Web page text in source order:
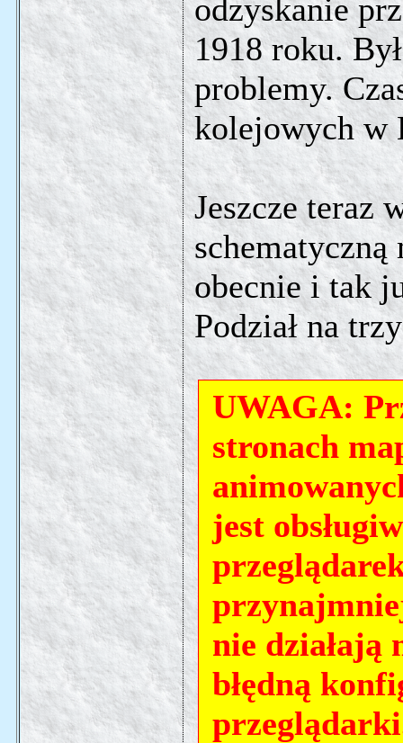
odzyskanie
1918 roku.
problemy.
kolejowych w
Jeszcze teraz
obecnie i tak
Podział na
UWAGA:
stronach
jest
nie działają
błędną